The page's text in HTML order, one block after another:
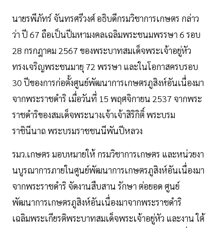
นายรพีภัทร์ จันทรศรีวงศ์ อธิบดีกรมวิชาการเกษตร กล่าว
ว่า ปี 67 ถือเป็นปีมหามงคลเฉลิมพระชนมพรรษา 6 รอบ
28 กรกฎาคม 2567 ของพระบาทสมเด็จพระเจ้าอยู่หัว
ทรงเจริญพระชนมายุ 72 พรรษา และในโอกาสครบรอบ
30 ปีของการก่อตั้งศูนย์พัฒนาการเกษตรภูสิงห์อันเนื่องมา
จากพระราชดำริ เมื่อวันที่ 15 พฤศจิกายน 2537 จากพระ
ราชดำริของสมเด็จพระนางเจ้าเจ้าสิริกิติ์ พระบรม
ราชินีนาถ พระบรมราชชนนีพันปีหลวง
รมว.เกษตร มอบหมายให้ กรมวิชาการเกษตร และหน่วยงา
นบูรณาการภายในศูนย์พัฒนาการเกษตรภูสิงห์อันเนื่องมา
จากพระราชดำริ จัดงานสืบสาน รักษา ต่อยอด ศูนย์
พัฒนาการเกษตรภูสิงห์อันเนื่องมาจากพระราชดำริ
เฉลิมพระเกียรติพระบาทสมเด็จพระเจ้าอยู่หัว และงาน ใต้